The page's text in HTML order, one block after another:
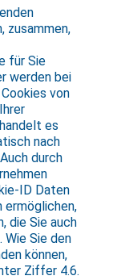
zusammen,
für Sie
werden bei
von
es
nach
durch
ID Daten
ermöglichen,
die Sie auch
Sie den
können,
Ziffer 4.6.